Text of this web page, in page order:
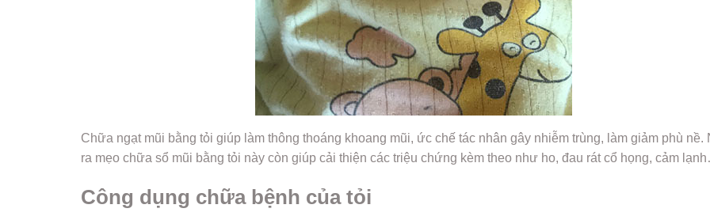
Chữa ngạt mũi bằng tỏi giúp làm thông thoáng khoang mũi, ức chế tác nhân gây nhiễm trùng, làm giảm phù nề.
ra mẹo chữa sổ mũi bằng tỏi này còn giúp cải thiện các triệu chứng kèm theo như ho, đau rát cổ họng, cảm
Công dụng chữa bệnh của tỏi